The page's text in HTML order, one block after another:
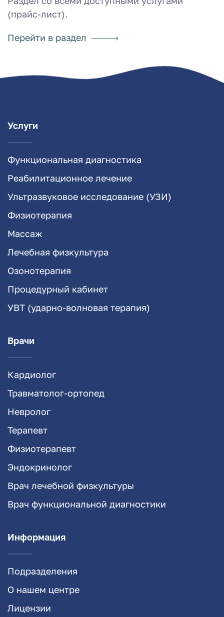
(прайс-лист).
Перейти в раздел
Услуги
Функциональная диагностика
Реабилитационное лечение
Ультразвуковое исследование (УЗИ)
Физиотерапия
Массаж
Лечебная физкультура
Озонотерапия
Процедурный кабинет
УВТ (ударно-волновая терапия)
Врачи
Кардиолог
Травматолог-ортопед
Невролог
Терапевт
Физиотерапевт
Эндокринолог
Врач лечебной физкультуры
Врач функциональной диагностики
Информация
Подразделения
О нашем центре
Лицензии